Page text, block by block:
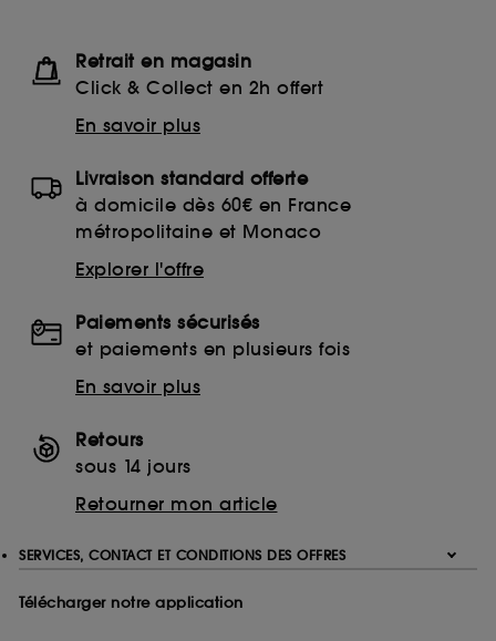
Retrait en magasin
Click & Collect en 2h offert
En savoir plus
Livraison standard offerte
à domicile dès 60€ en France
métropolitaine et Monaco
Explorer l'offre
Paiements sécurisés
et paiements en plusieurs fois
En savoir plus
Retours
sous 14 jours
Retourner mon article
SERVICES, CONTACT ET CONDITIONS DES OFFRES
Télécharger notre application